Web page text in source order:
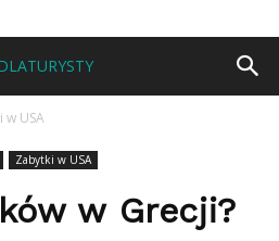
w USA
Zabytki w USA
w Grecji?